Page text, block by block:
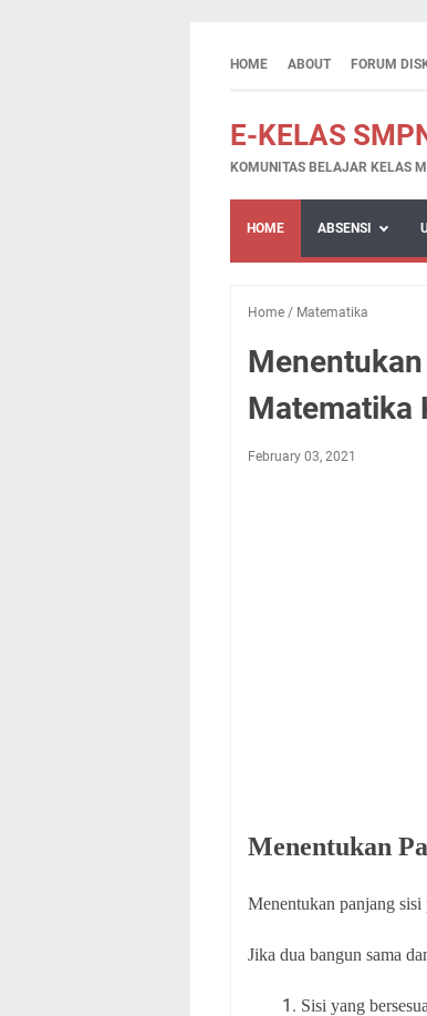
HOME ABOUT FORUM
E-KELAS
KOMUNITAS BELAJAR KELAS
HOME ABSENSI
Home / Matematika
Matematika
February 03, 2021
Menentukan
Menentukan panjang sisi
Jika dua bangun sama
Sisi yang